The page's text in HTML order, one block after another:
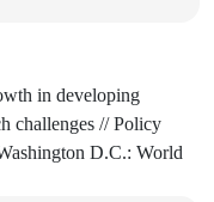
in developing
challenges // Policy
D.C.: World